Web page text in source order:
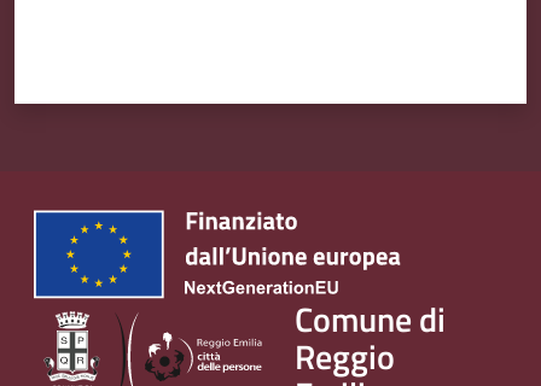
Comune di
Reggio